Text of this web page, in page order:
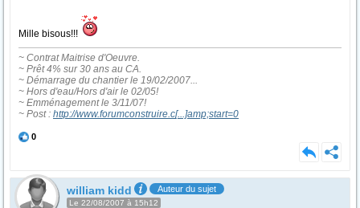
Mille bisous!!!
~ Contrat Maitrise d'Oeuvre.
~ Prêt 4% sur 30 ans au CA.
~ Démarrage du chantier le 19/02/2007...
~ Hors d'eau/Hors d'air le 02/05!
~ Emménagement le 3/11/07!
~ Post : http://www.forumconstruire.c[...]amp;start=0
0
william kidd Auteur du sujet
Le 22/08/2007 à 15h12